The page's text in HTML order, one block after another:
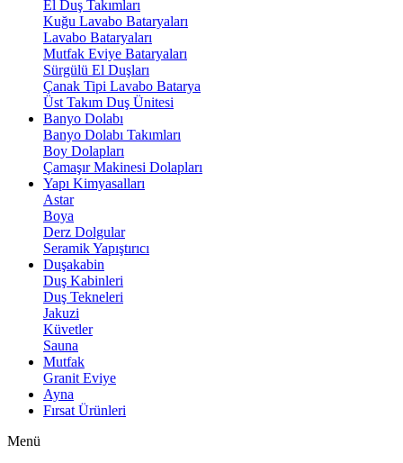
El Duş Takımları
Kuğu Lavabo Bataryaları
Lavabo Bataryaları
Mutfak Eviye Bataryaları
Sürgülü El Duşları
Çanak Tipi Lavabo Batarya
Üst Takım Duş Ünitesi
Banyo Dolabı
Banyo Dolabı Takımları
Boy Dolapları
Çamaşır Makinesi Dolapları
Yapı Kimyasalları
Astar
Boya
Derz Dolgular
Seramik Yapıştırıcı
Duşakabin
Duş Kabinleri
Duş Tekneleri
Jakuzi
Küvetler
Sauna
Mutfak
Granit Eviye
Ayna
Fırsat Ürünleri
Menü